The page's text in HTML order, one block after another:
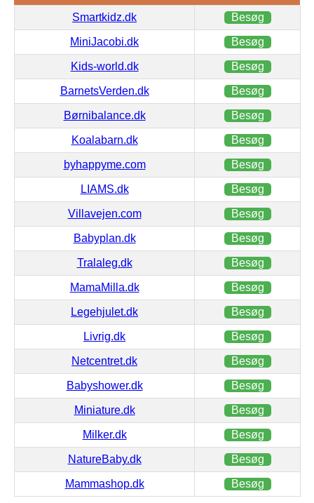
Smartkidz.dk Besøg
MiniJacobi.dk Besøg
Kids-world.dk Besøg
BarnetsVerden.dk Besøg
Børnibalance.dk Besøg
Koalabarn.dk Besøg
byhappyme.com Besøg
LIAMS.dk Besøg
Villavejen.com Besøg
Babyplan.dk Besøg
Tralaleg.dk Besøg
MamaMilla.dk Besøg
Legehjulet.dk Besøg
Livrig.dk Besøg
Netcentret.dk Besøg
Babyshower.dk Besøg
Miniature.dk Besøg
Milker.dk Besøg
NatureBaby.dk Besøg
Mammashop.dk Besøg